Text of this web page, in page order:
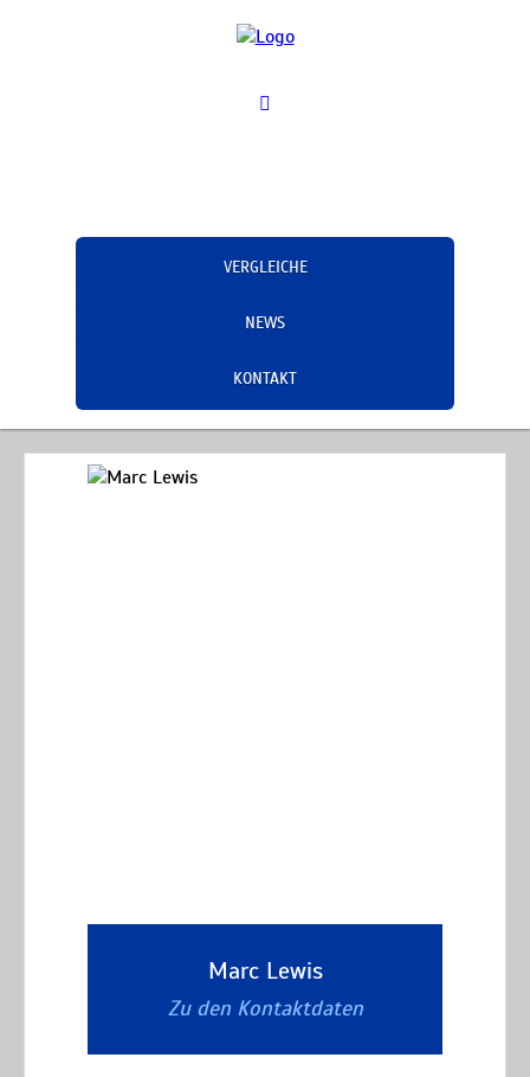
VERGLEICHE
NEWS
KONTAKT
Marc Lewis
Zu den Kontaktdaten